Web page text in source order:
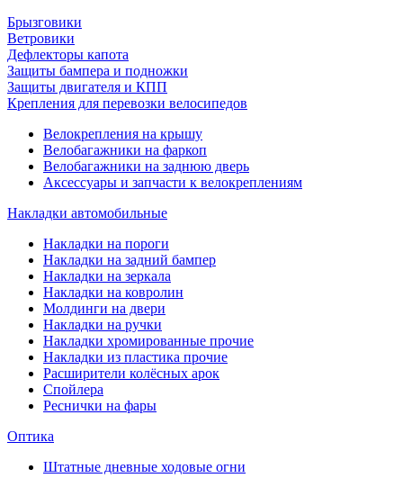
Брызговики
Ветровики
Дефлекторы капота
Защиты бампера и подножки
Защиты двигателя и КПП
Крепления для перевозки велосипедов
Велокрепления на крышу
Велобагажники на фаркоп
Велобагажники на заднюю дверь
Аксессуары и запчасти к велокреплениям
Накладки автомобильные
Накладки на пороги
Накладки на задний бампер
Накладки на зеркала
Накладки на ковролин
Молдинги на двери
Накладки на ручки
Накладки хромированные прочие
Накладки из пластика прочие
Расширители колёсных арок
Спойлера
Реснички на фары
Оптика
Штатные дневные ходовые огни